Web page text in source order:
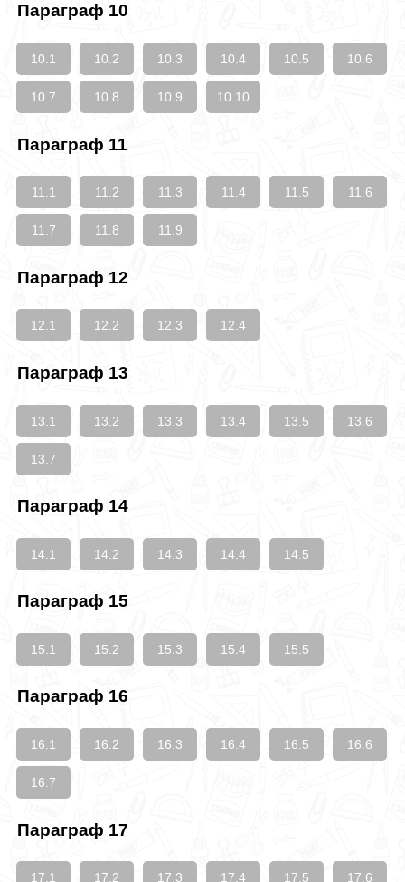
Параграф 10
10.1 10.2 10.3 10.4 10.5 10.6
10.7 10.8 10.9 10.10
Параграф 11
11.1 11.2 11.3 11.4 11.5 11.6
11.7 11.8 11.9
Параграф 12
12.1 12.2 12.3 12.4
Параграф 13
13.1 13.2 13.3 13.4 13.5 13.6
13.7
Параграф 14
14.1 14.2 14.3 14.4 14.5
Параграф 15
15.1 15.2 15.3 15.4 15.5
Параграф 16
16.1 16.2 16.3 16.4 16.5 16.6
16.7
Параграф 17
17.1 17.2 17.3 17.4 17.5 17.6